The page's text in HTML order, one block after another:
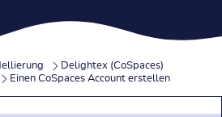
Delightex (CoSpaces)
Einen CoSpaces Account erstellen